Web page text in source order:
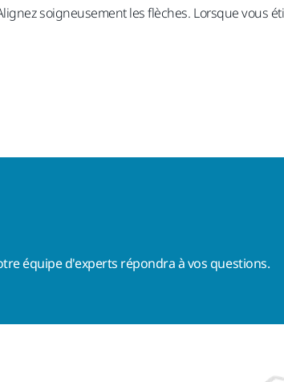
soigneusement les flèches. Lorsque vous
équipe d'experts répondra à vos questions.